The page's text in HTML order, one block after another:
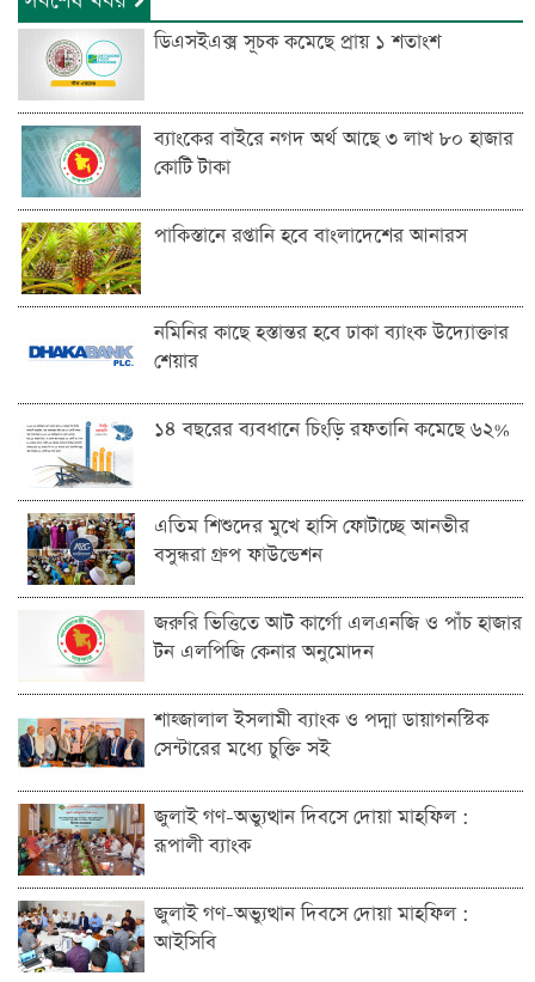
ডিএসইএক্স সূচক কমেছে প্রায় ১ শতাংশ
ব্যাংকের বাইরে নগদ অর্থ আছে ৩ লাখ ৮০ হাজার
কোটি টাকা
পাকিস্তানে রপ্তানি হবে বাংলাদেশের আনারস
নমিনির কাছে হস্তান্তর হবে ঢাকা ব্যাংক উদ্যোক্তার
শেয়ার
১৪ বছরের ব্যবধানে চিংড়ি রফতানি কমেছে ৬২%
এতিম শিশুদের মুখে হাসি ফোটাচ্ছে আনভীর
বসুন্ধরা গ্রুপ ফাউন্ডেশন
জরুরি ভিত্তিতে আট কার্গো এলএনজি ও পাঁচ হাজার
টন এলপিজি কেনার অনুমোদন
শাহ্জালাল ইসলামী ব্যাংক ও পদ্মা ডায়াগনস্টিক
সেন্টারের মধ্যে চুক্তি সই
জুলাই গণ-অভ্যুত্থান দিবসে দোয়া মাহফিল :
রূপালী ব্যাংক
জুলাই গণ-অভ্যুত্থান দিবসে দোয়া মাহফিল :
আইসিবি